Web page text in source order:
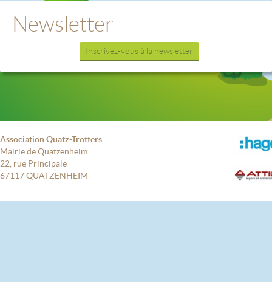
Newsletter
Inscrivez-vous à la newsletter
Association Quatz-Trotters
Mairie de Quatzenheim
22, rue Principale
67117 QUATZENHEIM